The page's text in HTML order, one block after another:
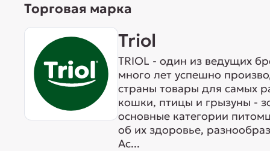
Торговая марка
Triol
TRIOL - один из ведущих
много лет успешно
страны товары для самых
кошки, птицы и грызуны -
основные категории
об их здоровье,
Ас...